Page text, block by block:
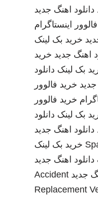
دانلود اهنگ جدید
اینستاگرام
خرید بک لینک
اهنگ جدید خرید
بک لینک دانلود
جدید خرید فالوور
خرید فالوور
بک لینک دانلود
دانلود اهنگ جدید
خرید بک لینک
دانلود اهنگ جدید
جدید Accident
Replacement